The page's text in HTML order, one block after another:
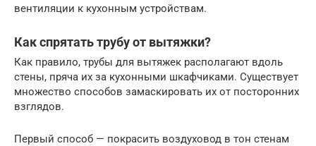
вентиляции к кухонным устройствам.
Как спрятать трубу от вытяжки?
Как правило, трубы для вытяжек располагают вдоль
стены, пряча их за кухонными шкафчиками. Существует
множество способов замаскировать их от посторонних
взглядов.
Первый способ — покрасить воздуховод в тон стенам